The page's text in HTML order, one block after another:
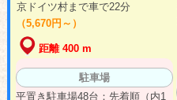
京ドイツ村まで車で22分
（5,670円～）
距離 400 m
駐車場
平置き駐車場48台：先着順（内1